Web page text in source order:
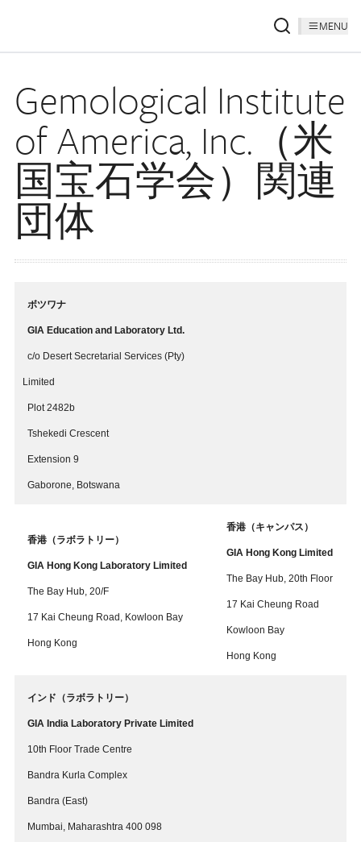
MENU
Gemological Institute
of America, Inc.（米
国宝石学会）関連
団体
ボツワナ
GIA Education and Laboratory Ltd.
c/o Desert Secretarial Services (Pty)
Limited
Plot 2482b
Tshekedi Crescent
Extension 9
Gaborone, Botswana
香港（ラボラトリー）
GIA Hong Kong Laboratory Limited
The Bay Hub, 20/F
17 Kai Cheung Road, Kowloon Bay
Hong Kong
香港（キャンパス）
GIA Hong Kong Limited
The Bay Hub, 20th Floor
17 Kai Cheung Road
Kowloon Bay
Hong Kong
インド（ラボラトリー）
GIA India Laboratory Private Limited
10th Floor Trade Centre
Bandra Kurla Complex
Bandra (East)
Mumbai, Maharashtra 400 098